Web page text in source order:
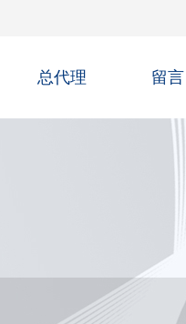
总代理 留言